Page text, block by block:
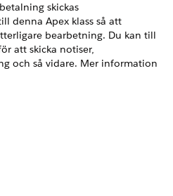
skickas
denna Apex klass så att
bearbetning. Du kan till
att skicka notiser,
och så vidare. Mer information
gränssnitt
DITT PROBLEM?